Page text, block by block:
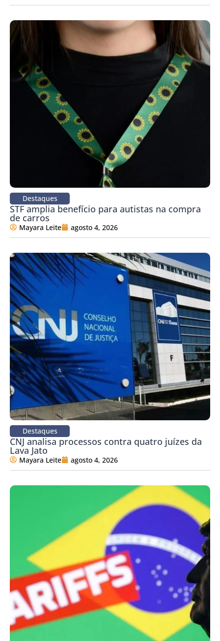
Destaques
STF amplia benefício para autistas na compra
de carros
Mayara Leite agosto 4, 2026
Destaques
CNJ analisa processos contra quatro juízes da
Lava Jato
Mayara Leite agosto 4, 2026